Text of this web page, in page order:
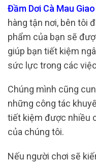
Đầm Dơi Cà Mau
hàng tận nơi, bên tôi
phẩm của bạn sẽ
giúp bạn tiết kiệm
sức lực trong các
Chúng mình cũng
những công tác
tiết kiệm được nhiều
của chúng tôi.
Nếu người chơi sẽ